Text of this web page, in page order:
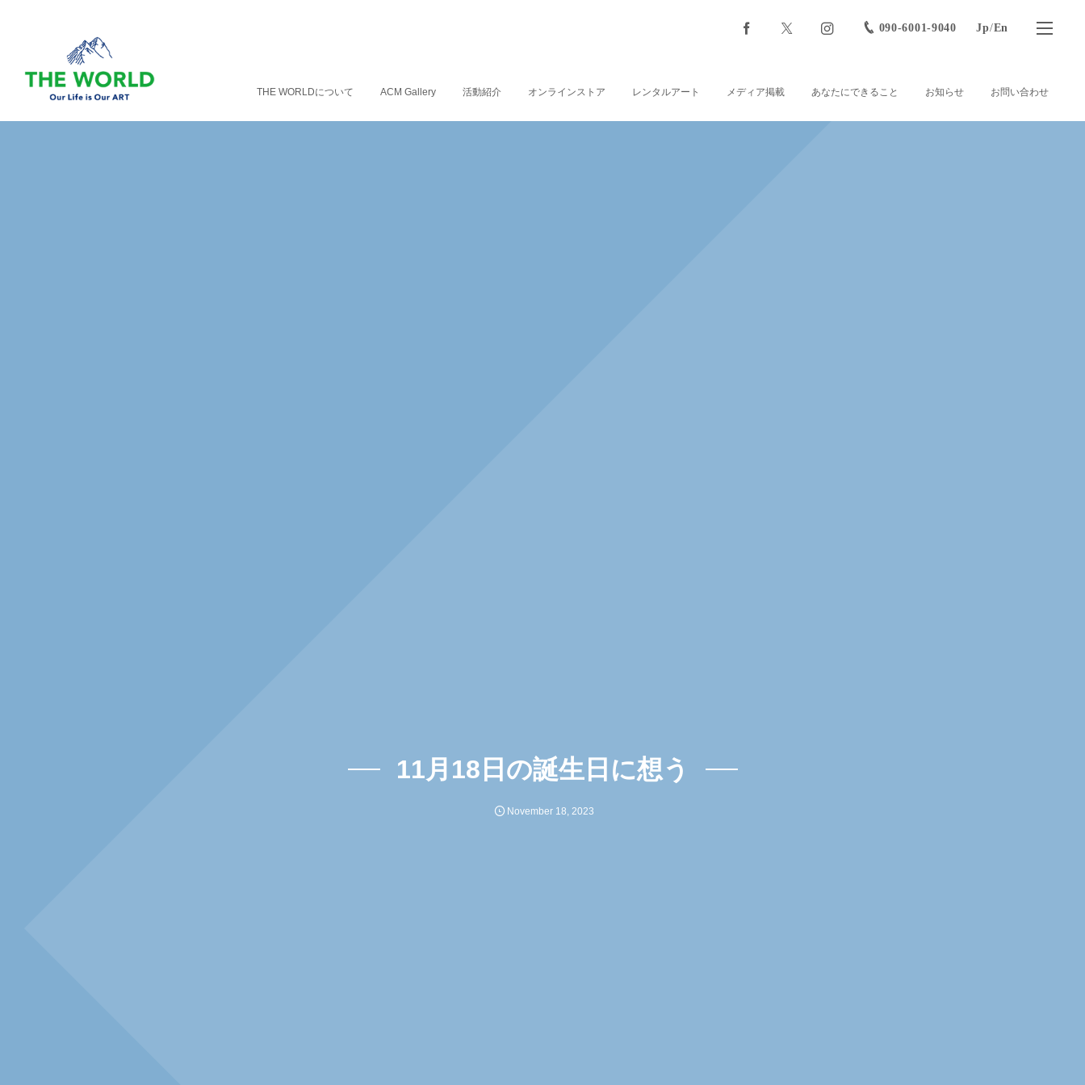
090-6001-9040 Jp/En
THE WORLDについて ACM Gallery 活動紹介 オンラインストア レンタルアート メディア掲載 あなたにできること お知らせ お問い合わせ
11月18日の誕生日に想う
November 18, 2023